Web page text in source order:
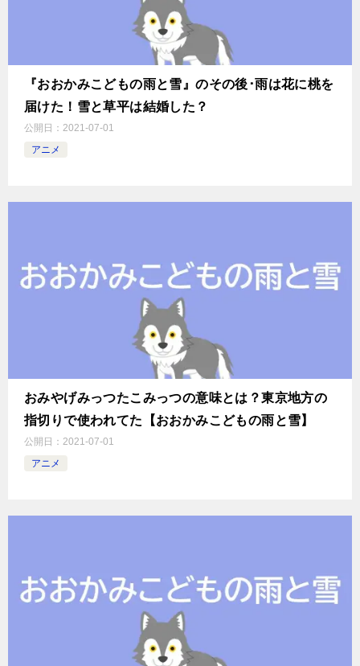
『おおかみこどもの雨と雪』のその後･雨は花に桃を
届けた！雪と草平は結婚した？
公開日： 2021-07-01
アニメ
おみやげみっつたこみっつの意味とは？東京地方の
指切りで使われてた【おおかみこどもの雨と雪】
公開日： 2021-07-01
アニメ